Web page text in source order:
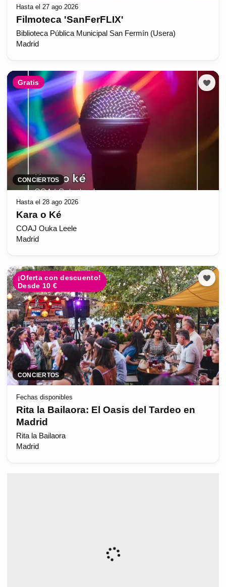
Hasta el 27 ago 2026
Filmoteca 'SanFerFLIX'
Biblioteca Pública Municipal San Fermín (Usera)
Madrid
Gratis
CONCIERTOS
Hasta el 28 ago 2026
Kara o Ké
COAJ Ouka Leele
Madrid
¡Oferta con descuento!
Desde 10 €
CONCIERTOS
Fechas disponibles
Rita la Bailaora: El Oasis del Tardeo en
Madrid
Rita la Bailaora
Madrid